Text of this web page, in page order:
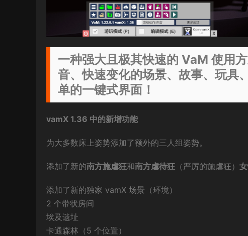
一种强大且极其快速的 VaM 使用
音、快速变化的场景、故事、玩具
单的一键式界面！
vamX 1.36 中的新增功能
为大多数床上姿势添加了额外的三人组姿势。
添加了新的南方施虐狂和南方虐待狂 （严厉的施虐狂）
添加了新的独家 vamX 场景（环境）
2 个带状房间
埃及遗址
卡通森林（5 个位置）